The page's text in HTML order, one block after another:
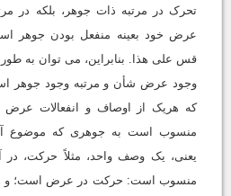
تحرک در مرتبه ذات جوهر، بلکه در
عرض خود بعینه منفعل بودن جوهر
قس على هذا. بنابراین، مى توان به
وجود عرض شأن و مرتبه وجود جوهر
که هریک از اوصاف و انفعالات
منسوب است به جوهرى که موضوع
یعنى، یک وصف واحد، مثلاً حرکت،
منسوب است: حرکت در عرض است؛ و